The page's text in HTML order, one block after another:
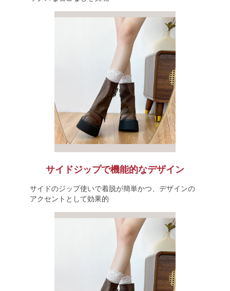
サイドジップで機能的なデザイン
サイドのジップ使いで着脱が簡単かつ、デザインの
アクセントとして効果的